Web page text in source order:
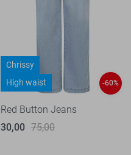
Chrissy
High waist
-60%
Red Button Jeans
30,00 75,00